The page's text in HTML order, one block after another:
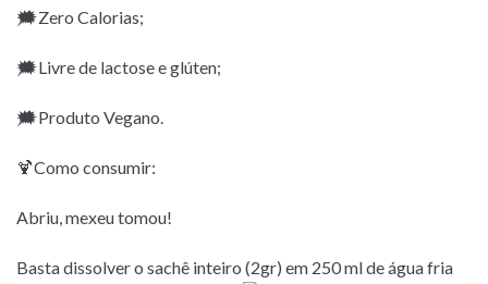
🗯Zero Calorias;
🗯Livre de lactose e glúten;
🗯Produto Vegano.
🍹Como consumir:
Abriu, mexeu tomou!
Basta dissolver o sachê inteiro (2gr) em 250 ml de água fria